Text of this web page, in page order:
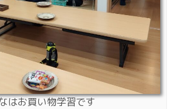
はお買い物学習です